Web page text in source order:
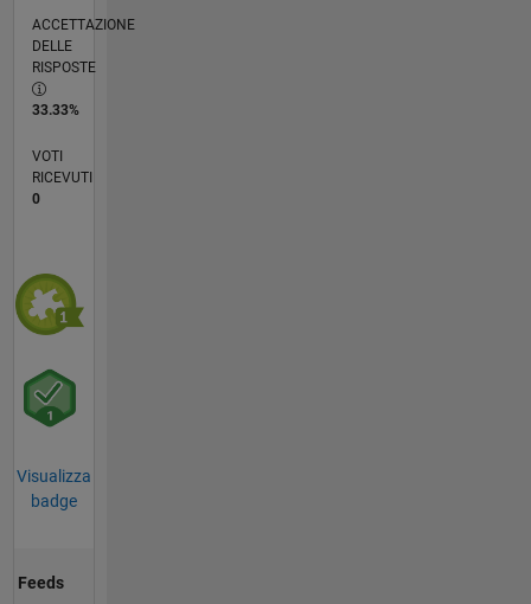
ACCETTAZIONE
DELLE
RISPOSTE
33.33%
VOTI
RICEVUTI
0
Visualizza
badge
Feeds